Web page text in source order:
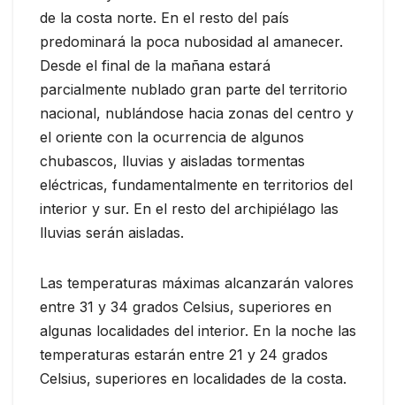
de la costa norte. En el resto del país
predominará la poca nubosidad al amanecer.
Desde el final de la mañana estará
parcialmente nublado gran parte del territorio
nacional, nublándose hacia zonas del centro y
el oriente con la ocurrencia de algunos
chubascos, lluvias y aisladas tormentas
eléctricas, fundamentalmente en territorios del
interior y sur. En el resto del archipiélago las
lluvias serán aisladas.
Las temperaturas máximas alcanzarán valores
entre 31 y 34 grados Celsius, superiores en
algunas localidades del interior. En la noche las
temperaturas estarán entre 21 y 24 grados
Celsius, superiores en localidades de la costa.